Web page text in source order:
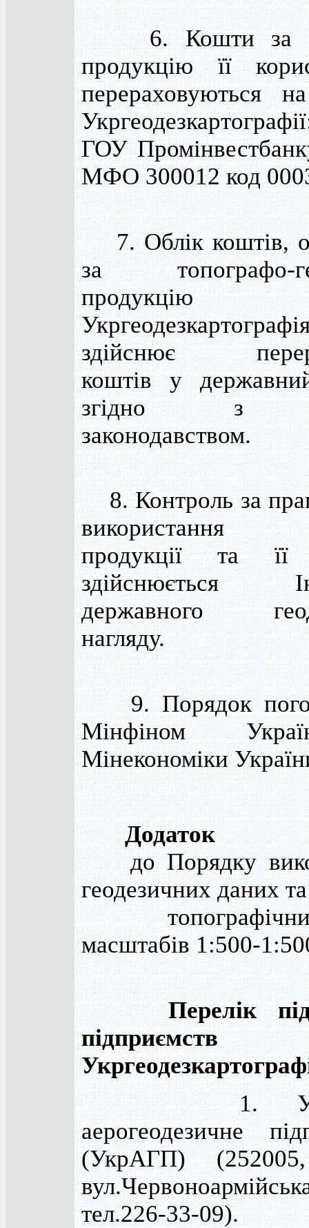
6. Кошти за
продукцію її
перераховуються
ГОУ
МФО 300012 код
7. Облік коштів,
за топографо-
продукцію
здійснює
коштів у
згідно з
законодавством.
8. Контроль за
використання
продукції та її
здійснюється
державного
нагляду.
9. Порядок
Мінфіном
Мінекономіки
Додаток
до Порядку
геодезичних даних та
масштабів 1:500-
Перелік
підприємств
1.
аерогеодезичне
(УкрАГП)
тел.226-33-09).